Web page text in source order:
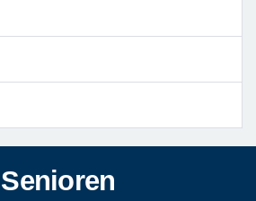
Senioren